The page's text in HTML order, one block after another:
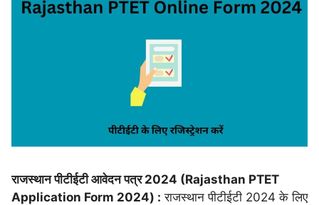
राजस्थान पीटीईटी आवेदन पत्र 2024 (Rajasthan PTET
Application Form 2024) : राजस्थान पीटीईटी 2024 के लिए